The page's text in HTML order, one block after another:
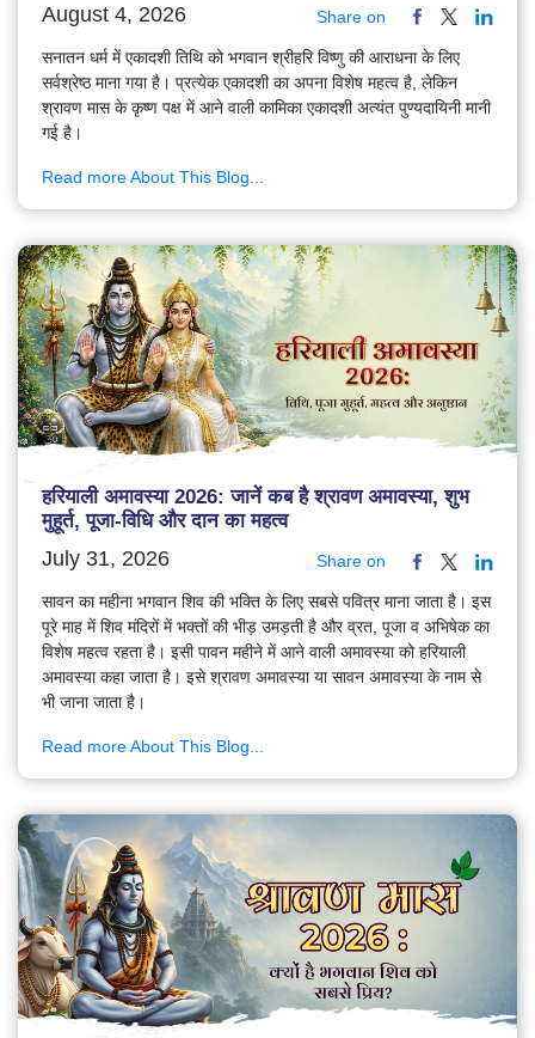
August 4, 2026 Share on
सनातन धर्म में एकादशी तिथि को भगवान श्रीहरि विष्णु की आराधना के लिए
सर्वश्रेष्ठ माना गया है। प्रत्येक एकादशी का अपना विशेष महत्व है, लेकिन
श्रावण मास के कृष्ण पक्ष में आने वाली कामिका एकादशी अत्यंत पुण्यदायिनी मानी
गई है।
Read more About This Blog...
हरियाली अमावस्या 2026: जानें कब है श्रावण अमावस्या, शुभ
मुहूर्त, पूजा-विधि और दान का महत्व
July 31, 2026 Share on
सावन का महीना भगवान शिव की भक्ति के लिए सबसे पवित्र माना जाता है। इस
पूरे माह में शिव मंदिरों में भक्तों की भीड़ उमड़ती है और व्रत, पूजा व अभिषेक का
विशेष महत्व रहता है। इसी पावन महीने में आने वाली अमावस्या को हरियाली
अमावस्या कहा जाता है। इसे श्रावण अमावस्या या सावन अमावस्या के नाम से
भी जाना जाता है।
Read more About This Blog...